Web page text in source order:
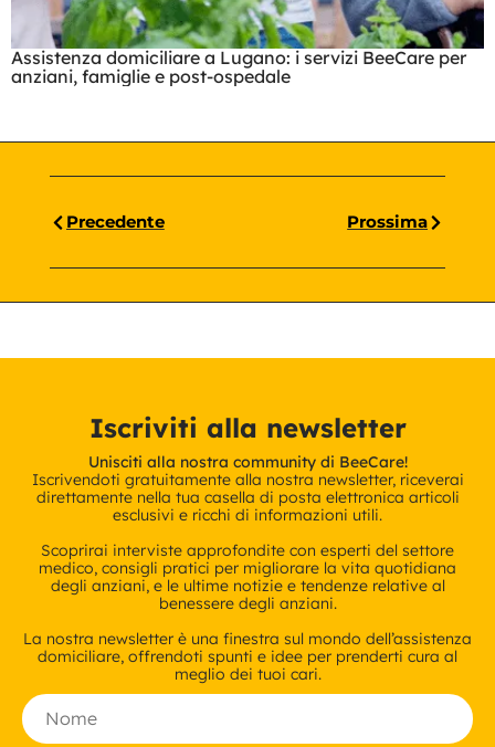
Assistenza domiciliare a Lugano: i servizi BeeCare per
anziani, famiglie e post-ospedale
Precedente Prossima
Iscriviti alla newsletter
Unisciti alla nostra community di BeeCare!
Iscrivendoti gratuitamente alla nostra newsletter, riceverai
direttamente nella tua casella di posta elettronica articoli
esclusivi e ricchi di informazioni utili.
Scoprirai interviste approfondite con esperti del settore
medico, consigli pratici per migliorare la vita quotidiana
degli anziani, e le ultime notizie e tendenze relative al
benessere degli anziani.
La nostra newsletter è una finestra sul mondo dell’assistenza
domiciliare, offrendoti spunti e idee per prenderti cura al
meglio dei tuoi cari.